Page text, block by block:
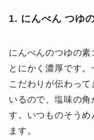
1. にんべん つゆ
にんべんのつゆの
とにかく濃厚です
こだわりが伝わっ
いるので、塩味の
す。いつものそうめ
ます。